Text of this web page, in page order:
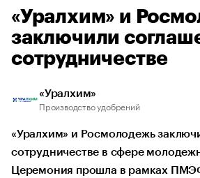
«Уралхим» и
заключили
сотрудничестве
«Уралхим»
Производство удобрений
«Уралхим» и Росмолодежь
сотрудничестве в сфере
Церемония прошла в рамках